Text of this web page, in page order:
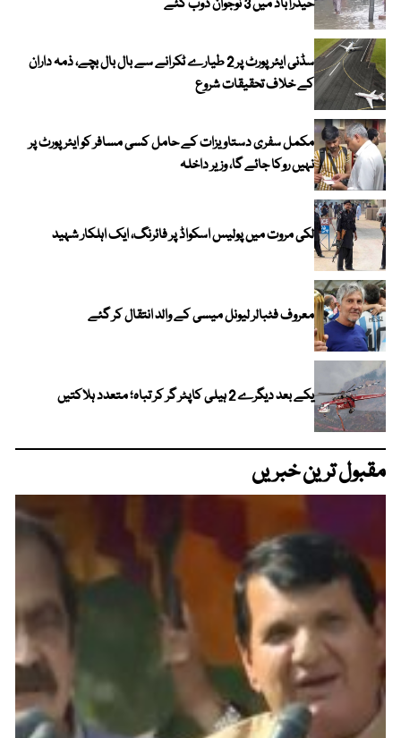
حیدرآباد میں 3 نوجوان ڈوب گئے
سڈنی ایئرپورٹ پر 2 طیارے ٹکرانے سے بال بال بچے، ذمہ داران
کے خلاف تحقیقات شروع
مکمل سفری دستاویزات کے حامل کسی مسافر کو ایئرپورٹ پر
نہیں روکا جائے گا، وزیر داخلہ
لکی مروت میں پولیس اسکواڈ پر فائرنگ، ایک اہلکار شہید
معروف فٹبالر لیونل میسی کے والد انتقال کر گئے
یکے بعد دیگرے 2 ہیلی کاپٹر گر کر تباہ؛ متعدد ہلاکتیں
مقبول ترین خبریں